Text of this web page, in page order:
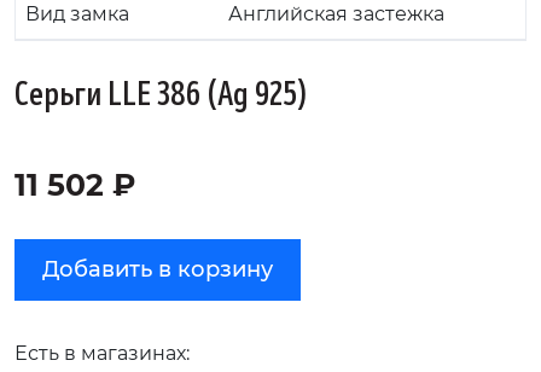
Вид замка Английская застежка
Серьги LLE 386 (Ag 925)
11 502 ₽
Добавить в корзину
Есть в магазинах: